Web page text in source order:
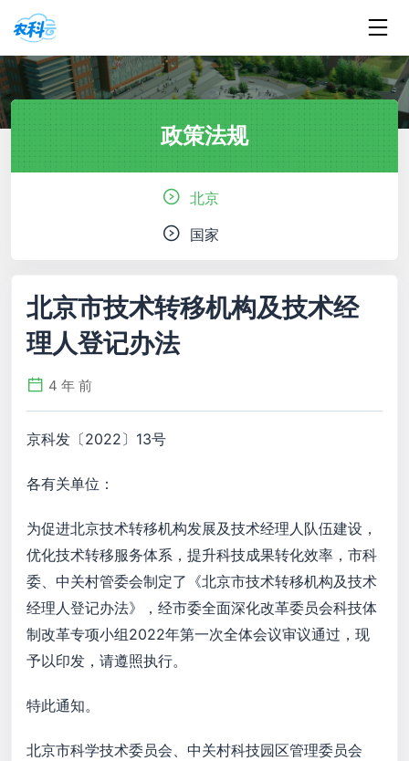
政策法规
北京
国家
北京市技术转移机构及技术经
理人登记办法
4 年 前
京科发〔2022〕13号
各有关单位：
为促进北京技术转移机构发展及技术经理人队伍建设，
优化技术转移服务体系，提升科技成果转化效率，市科
委、中关村管委会制定了《北京市技术转移机构及技术
经理人登记办法》，经市委全面深化改革委员会科技体
制改革专项小组2022年第一次全体会议审议通过，现
予以印发，请遵照执行。
特此通知。
北京市科学技术委员会、中关村科技园区管理委员会